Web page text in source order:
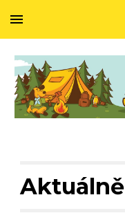
Skip to main content
Aktuálně